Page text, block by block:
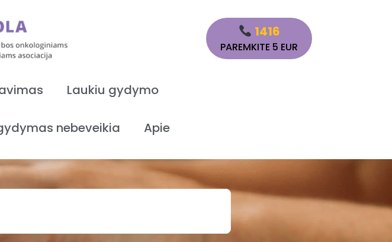
1416
PAREMKITE 5 EUR
Laukiu gydymo
nebeveikia Apie